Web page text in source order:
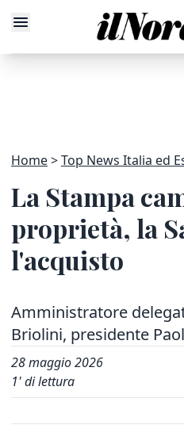
Home Top News Italia ed
La Stampa
proprietà, la
l'acquisto
Amministratore
Briolini, presidente
28 maggio 2026
1' di lettura